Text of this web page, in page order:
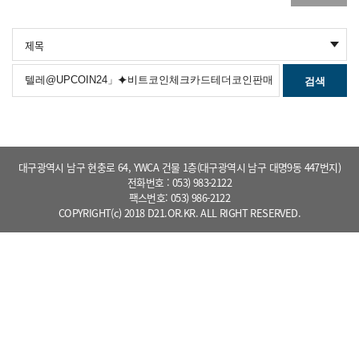
검색
대구광역시 남구 현충로 64, YWCA 건물 1층(대구광역시 남구 대명9동 447번지)
전화번호 : 053) 983-2122
팩스번호: 053) 986-2122
COPYRIGHT(c) 2018 D21.OR.KR. ALL RIGHT RESERVED.